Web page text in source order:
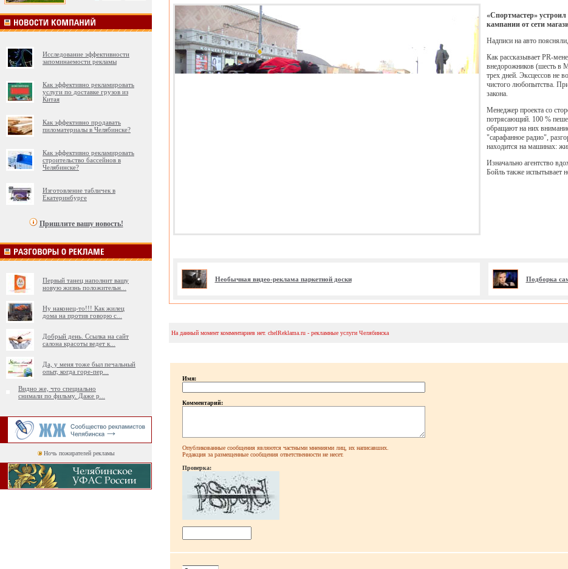
Исследование эффективности
запоминаемости рекламы
Как эффективно рекламировать
услуги по доставке грузов из
Китая
Как эффективно продавать
пиломатериалы в Челябинске?
Как эффективно рекламировать
строительство бассейнов в
Челябинске?
Изготовление табличек в
Екатеринбурге
Пришлите вашу новость!
Первый танец наполнит вашу
новую жизнь положительн
Ну наконец-то!!! Как жилец
дома на против говорю с
Добрый день. Ссылка на сайт
салона красоты ведет к
Да, у меня тоже был печальный
опыт, когда горе-пер
Видно же, что специально
снимали по фильму. Даже р
Ночь пожирателей рекламы
«Спортмастер»
кампании от сети
Надписи на авто
Как рассказывает PR-
внедорожников (шесть в
трех дней. Эксцессов не
чистого любопытства.
закона.
Менеджер проекта со
потрясающий. 100 %
обращают на них
"сарафанное радио",
находится на машинах:
Изначально агентство
Бойль также испытывает
Необычная видео-реклама паркетной доски Подборка
На данный момент комментариев нет. chelReklama.ru - рекламные услуги Челябинска
Имя:
Комментарий:
Опубликованные сообщения являются частными мнениями лиц, их написавших.
Редакция за размещенные сообщения ответственности не несет.
Проверка: